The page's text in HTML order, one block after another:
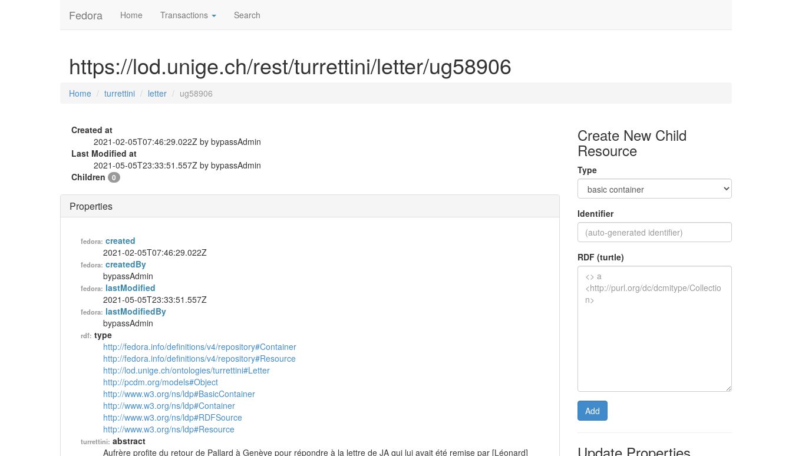
Fedora Home Transactions Search
https://lod.unige.ch/rest/turrettini/letter/ug58906
Home turrettini letter ug58906
Create New Child
Resource
Type
Identifier
RDF (turtle)
Add
Created at
2021-02-05T07:46:29.022Z by bypassAdmin
Last Modified at
2021-05-05T23:33:51.557Z by bypassAdmin
Children
0
Properties
fedora: created
2021-02-05T07:46:29.022Z
fedora: createdBy
bypassAdmin
fedora: lastModified
2021-05-05T23:33:51.557Z
fedora: lastModifiedBy
bypassAdmin
rdf: type
http://fedora.info/definitions/v4/repository#Container
http://fedora.info/definitions/v4/repository#Resource
http://lod.unige.ch/ontologies/turrettini#Letter
http://pcdm.org/models#Object
http://www.w3.org/ns/ldp#BasicContainer
http://www.w3.org/ns/ldp#Container
http://www.w3.org/ns/ldp#RDFSource
http://www.w3.org/ns/ldp#Resource
turrettini: abstract
Aufrère profite du retour de Pallard à Genève pour répondre à la lettre de JA qui lui avait été remise par [Léonard]